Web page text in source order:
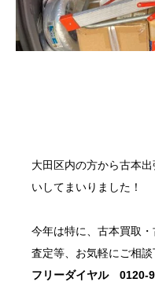
大田区内の方から古本出
いしてまいりました！
今年は特に、 古本買取 ・
査定等、お気軽にご相談
フリーダイヤル 0120-